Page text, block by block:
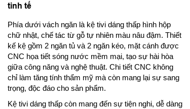
tinh tế
Phía dưới vách ngăn là kệ tivi dáng thấp hình hộp
chữ nhật, chế tác từ gỗ tự nhiên màu nâu đậm. Thiết
kế kệ gồm 2 ngăn tủ và 2 ngăn kéo, mặt cánh được
CNC họa tiết sóng nước mềm mại, tạo sự hài hòa
giữa công năng và nghệ thuật. Chi tiết CNC không
chỉ làm tăng tính thẩm mỹ mà còn mang lại sự sang
trọng, độc đáo cho sản phẩm.
Kệ tivi dáng thấp còn mang đến sự tiện nghi, dễ dàng